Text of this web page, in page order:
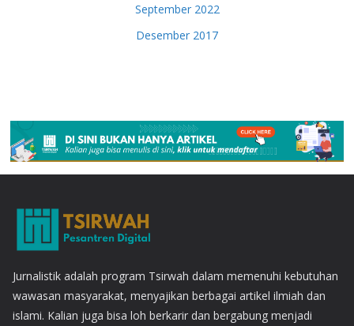
September 2022
Desember 2017
Jurnalistik adalah program Tsirwah dalam memenuhi kebutuhan
wawasan masyarakat, menyajikan berbagai artikel ilmiah dan
islami. Kalian juga bisa loh berkarir dan bergabung menjadi